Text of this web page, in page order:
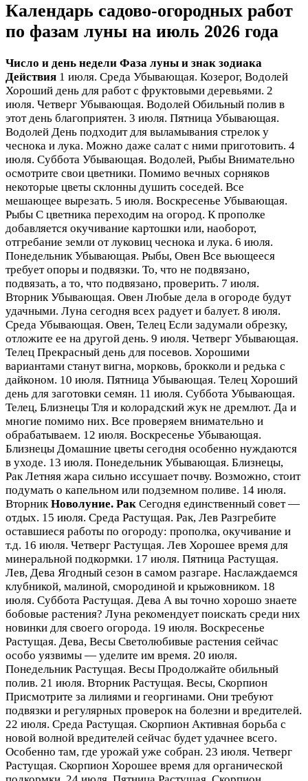
Календарь садово-огородных работ
по фазам луны на июль 2026 года
Число и день недели Фаза луны и знак зодиака
Действия 1 июля. Среда Убывающая. Козерог, Водолей
Хороший день для работ с фруктовыми деревьями. 2
июля. Четверг Убывающая. Водолей Обильный полив в
этот день благоприятен. 3 июля. Пятница Убывающая.
Водолей День подходит для выламывания стрелок у
чеснока и лука. Можно даже салат с ними приготовить. 4
июля. Суббота Убывающая. Водолей, Рыбы Внимательно
осмотрите свои цветники. Помимо вечных сорняков
некоторые цветы склонны душить соседей. Все
мешающее вырезать. 5 июля. Воскресенье Убывающая.
Рыбы С цветника переходим на огород. К прополке
добавляется окучивание картошки или, наоборот,
отгребание земли от луковиц чеснока и лука. 6 июля.
Понедельник Убывающая. Рыбы, Овен Все вьющееся
требует опоры и подвязки. То, что не подвязано,
подвязать, а то, что подвязано, проверить. 7 июля.
Вторник Убывающая. Овен Любые дела в огороде будут
удачными. Луна сегодня всех радует и балует. 8 июля.
Среда Убывающая. Овен, Телец Если задумали обрезку,
отложите ее на другой день. 9 июля. Четверг Убывающая.
Телец Прекрасный день для посевов. Хорошими
вариантами станут вигна, морковь, брокколи и редька с
дайконом. 10 июля. Пятница Убывающая. Телец Хороший
день для заготовки семян. 11 июля. Суббота Убывающая.
Телец, Близнецы Тля и колорадский жук не дремлют. Да и
многие помимо них. Все проверяем внимательно и
обрабатываем. 12 июля. Воскресенье Убывающая.
Близнецы Домашние цветы сегодня особенно нуждаются
в уходе. 13 июля. Понедельник Убывающая. Близнецы,
Рак Летняя жара сильно иссушает почву. Возможно, стоит
подумать о капельном или подземном поливе. 14 июля.
ВторникНоволуние. Рак Сегодня единственный совет —
отдых. 15 июля. Среда Растущая. Рак, Лев Разгребите
оставшиеся работы по огороду: прополка, окучивание и
т.д. 16 июля. Четверг Растущая. Лев Хорошее время для
минеральной подкормки. 17 июля. Пятница Растущая.
Лев, Дева Ягодный сезон в самом разгаре. Наслаждаемся
клубникой, малиной, смородиной и крыжовником. 18
июля. Суббота Растущая. Дева А вы точно хорошо знаете
бобовые растения? Луна рекомендует поискать среди них
новинки для своего огорода. 19 июля. Воскресенье
Растущая. Дева, Весы Светолюбивые растения сейчас
особо уязвимы — уделите им время. 20 июля.
Понедельник Растущая. Весы Продолжайте обильный
полив. 21 июля. Вторник Растущая. Весы, Скорпион
Присмотрите за лилиями и георгинами. Они требуют
подвязки и регулярных проверок на болезни и вредителей.
22 июля. Среда Растущая. Скорпион Активная борьба с
новой волной вредителей сейчас будет удачнее всего.
Особенно там, где урожай уже собран. 23 июля. Четверг
Растущая. Скорпион Хорошее время для органической